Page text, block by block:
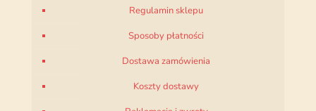
Regulamin sklepu
Sposoby płatności
Dostawa zamówienia
Koszty dostawy